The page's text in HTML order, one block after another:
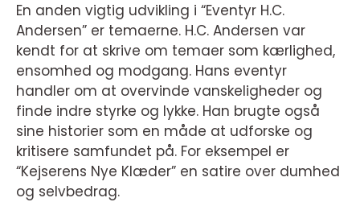
En anden vigtig udvikling i “Eventyr H.C.
Andersen” er temaerne. H.C. Andersen var
kendt for at skrive om temaer som kærlighed,
ensomhed og modgang. Hans eventyr
handler om at overvinde vanskeligheder og
finde indre styrke og lykke. Han brugte også
sine historier som en måde at udforske og
kritisere samfundet på. For eksempel er
“Kejserens Nye Klæder” en satire over dumhed
og selvbedrag.